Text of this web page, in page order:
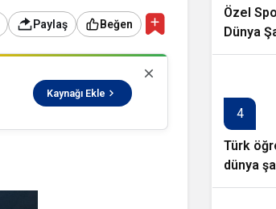
Paylaş Beğen
Kaynağı Ekle
Özel
Dünya
4
Türk
dünya